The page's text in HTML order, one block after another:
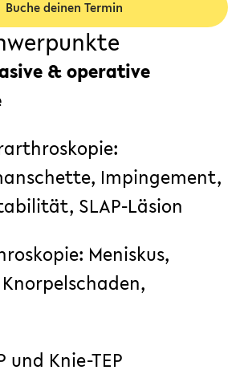
Buche deinen Termin
& operative
Impingement,
SLAP-Läsion
Meniskus,
und Knie-TEP